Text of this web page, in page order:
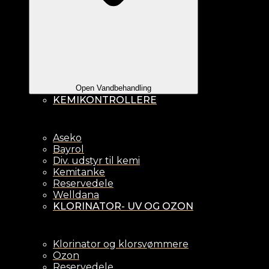
Open Vandbehandling
KEMIKONTROLLERE
Aseko
Bayrol
Div. udstyr til kemi
Kemitanke
Reservedele
Welldana
KLORINATOR- UV OG OZON
Klorinator og klorsvømmere
Ozon